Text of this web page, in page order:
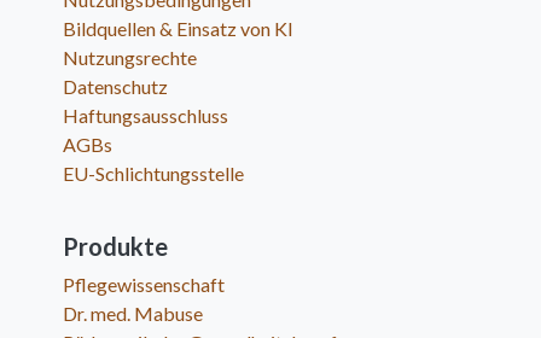
Bildquellen & Einsatz von KI
Nutzungsrechte
Datenschutz
Haftungsausschluss
AGBs
EU-Schlichtungsstelle
Produkte
Pflegewissenschaft
Dr. med. Mabuse